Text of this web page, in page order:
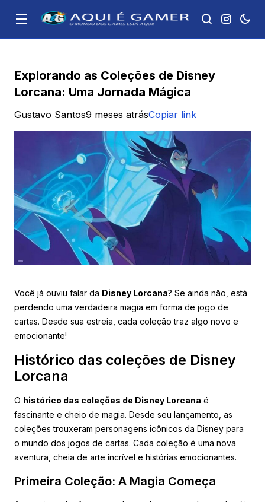
Explorando as Coleções de Disney
Lorcana: Uma Jornada Mágica
Gustavo Santos9 meses atrásCopiar link
Você já ouviu falar da Disney Lorcana? Se ainda não, está
perdendo uma verdadeira magia em forma de jogo de
cartas. Desde sua estreia, cada coleção traz algo novo e
emocionante!
Histórico das coleções de Disney
Lorcana
O histórico das coleções de Disney Lorcana é
fascinante e cheio de magia. Desde seu lançamento, as
coleções trouxeram personagens icônicos da Disney para
o mundo dos jogos de cartas. Cada coleção é uma nova
aventura, cheia de arte incrível e histórias emocionantes.
Primeira Coleção: A Magia Começa